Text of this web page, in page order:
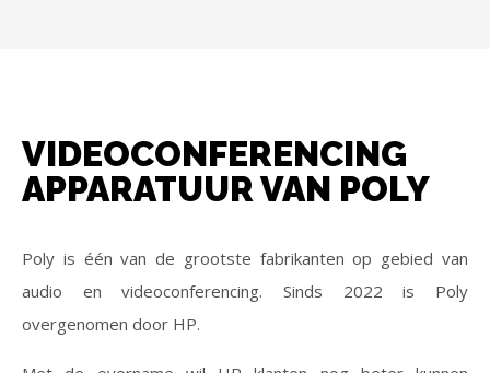
VIDEOCONFERENCING
APPARATUUR VAN POLY
Poly is één van de grootste fabrikanten op gebied van
audio en videoconferencing. Sinds 2022 is Poly
overgenomen door HP.